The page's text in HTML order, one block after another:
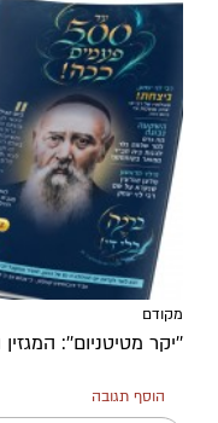
מקודם
''יקר מטיטניום'':
הוסף תגובה